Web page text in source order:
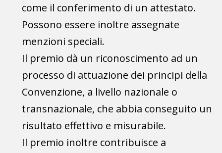
come il conferimento di un attestato.
Possono essere inoltre assegnate
menzioni speciali.
Il premio dà un riconoscimento ad un
processo di attuazione dei principi della
Convenzione, a livello nazionale o
transnazionale, che abbia conseguito un
risultato effettivo e misurabile.
Il premio inoltre contribuisce a